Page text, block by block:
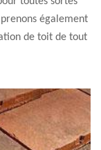
également
de toit de tout